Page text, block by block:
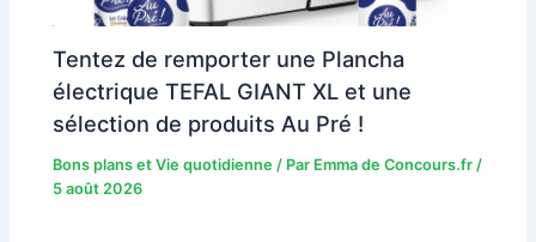
Tentez de remporter une Plancha
électrique TEFAL GIANT XL et une
sélection de produits Au Pré !
Bons plans et Vie quotidienne / Par Emma de Concours.fr/
5 août 2026